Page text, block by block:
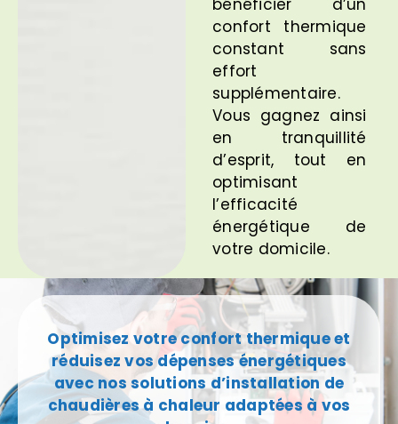
bénéficier d’un
confort thermique
constant sans
effort
supplémentaire.
Vous gagnez ainsi
en tranquillité
d’esprit, tout en
optimisant
l’efficacité
énergétique de
votre domicile.
Optimisez votre confort thermique et
réduisez vos dépenses énergétiques
avec nos solutions d’installation de
chaudières à chaleur adaptées à vos